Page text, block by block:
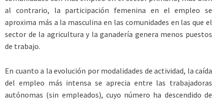
al contrario, la participación femenina en el empleo se
aproxima más a la masculina en las comunidades en las que el
sector de la agricultura y la ganadería genera menos puestos
de trabajo.
En cuanto a la evolución por modalidades de actividad, la caída
del empleo más intensa se aprecia entre las trabajadoras
autónomas (sin empleados), cuyo número ha descendido de